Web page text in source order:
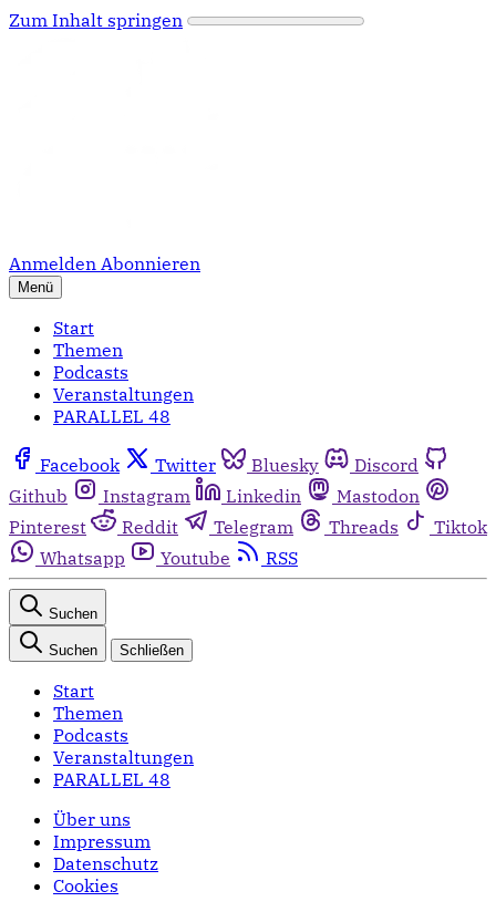
Zum Inhalt springen
Anmelden Abonnieren
Menü
Start
Themen
Podcasts
Veranstaltungen
PARALLEL 48
Facebook Twitter Bluesky
Discord
Github
Instagram Linkedin
Mastodon
Pinterest
Reddit Telegram Threads
Tiktok
Whatsapp
Youtube RSS
Suchen
Suchen Schließen
Start
Themen
Podcasts
Veranstaltungen
PARALLEL 48
Über uns
Impressum
Datenschutz
Cookies